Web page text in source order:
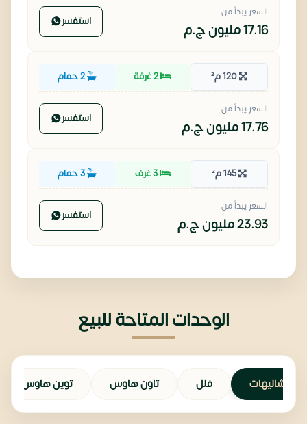
السعر يبدأ من
17.16 مليون ج.م استفسر
120 م² 2 غرفة 2 حمام
السعر يبدأ من
17.76 مليون ج.م استفسر
145 م² 3 غرف 3 حمام
السعر يبدأ من
23.93 مليون ج.م استفسر
الوحدات المتاحة للبيع
شاليهات فلل تاون هاوس توين هاوس